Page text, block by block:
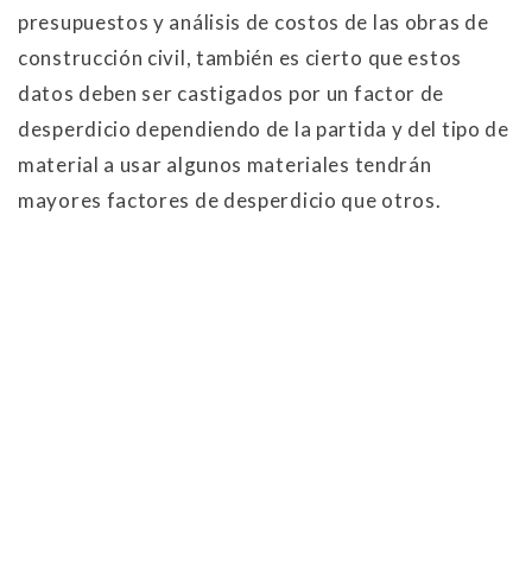
presupuestos y análisis de costos de las obras de
construcción civil, también es cierto que estos
datos deben ser castigados por un factor de
desperdicio dependiendo de la partida y del tipo de
material a usar algunos materiales tendrán
mayores factores de desperdicio que otros.